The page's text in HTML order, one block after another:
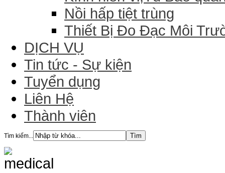
Nồi hấp tiệt trùng
Thiết Bị Đo Đạc Môi
DỊCH VỤ
Tin tức - Sự kiện
Tuyển dụng
Liên Hệ
Thành viên
Tìm kiếm...